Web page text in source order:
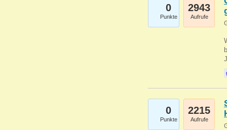
0
Punkte
2943
Aufrufe
0
Punkte
2215
Aufrufe